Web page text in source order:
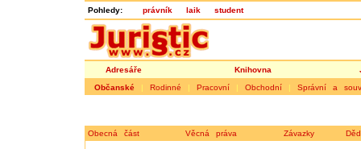
Pohledy: právník laik student
Adresáře Knihovna
Občanské | Rodinné | Pracovní | Obchodní | Správní a
Obecná část Věcná práva Závazky